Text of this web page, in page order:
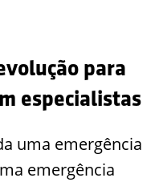
para
especialistas
uma emergência
emergência